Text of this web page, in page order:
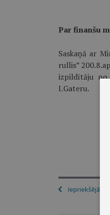
Par finanšu
Saskaņā ar
rullis”
izpildītāju no
I.Gateru.
Iepriekšējā